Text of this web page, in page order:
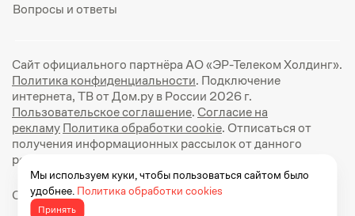
Вопросы и ответы
Сайт официального партнёра АО «ЭР-Телеком Холдинг».
Политика конфиденциальности. Подключение
интернета, ТВ от Дом.ру в России 2026 г.
Пользовательское соглашение. Согласие на
рекламуПолитика обработки cookie. Отписаться от
получения информационных рассылок от данного
ресурса можно на
Официальный сайт Дом.ру: https://dom.ru
Мы используем куки, чтобы пользоваться сайтом было
удобнее. Политика обработки cookies
Принять